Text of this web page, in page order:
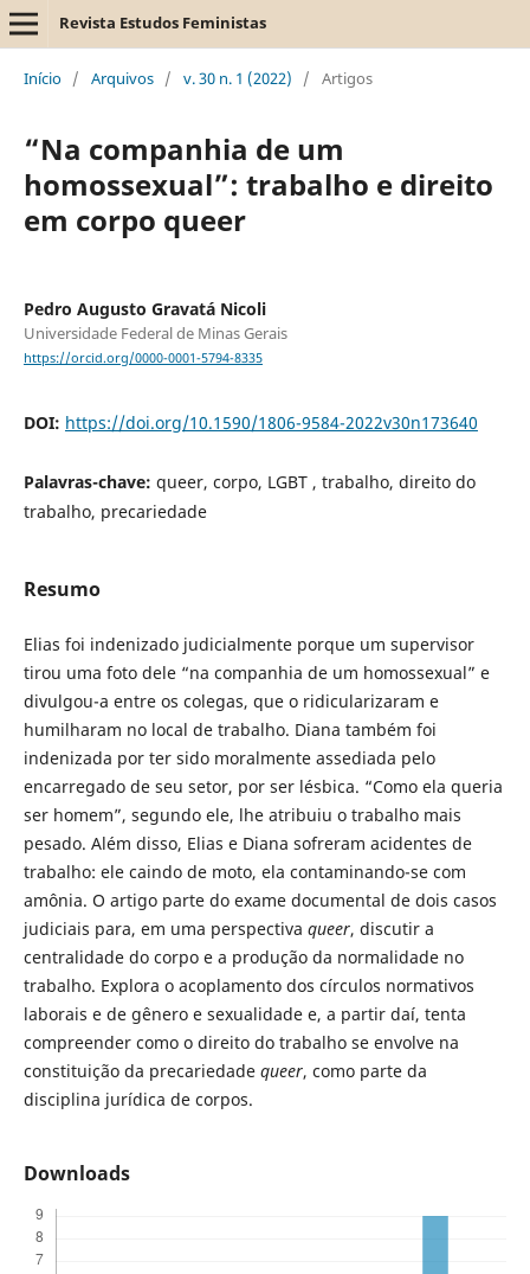
Revista Estudos Feministas
Início / Arquivos / v. 30 n. 1 (2022) / Artigos
“Na companhia de um
homossexual”: trabalho e direito
em corpo queer
Pedro Augusto Gravatá Nicoli
Universidade Federal de Minas Gerais
https://orcid.org/0000-0001-5794-8335
DOI: https://doi.org/10.1590/1806-9584-2022v30n173640
Palavras-chave: queer, corpo, LGBT , trabalho, direito do
trabalho, precariedade
Resumo
Elias foi indenizado judicialmente porque um supervisor
tirou uma foto dele “na companhia de um homossexual” e
divulgou-a entre os colegas, que o ridicularizaram e
humilharam no local de trabalho. Diana também foi
indenizada por ter sido moralmente assediada pelo
encarregado de seu setor, por ser lésbica. “Como ela queria
ser homem”, segundo ele, lhe atribuiu o trabalho mais
pesado. Além disso, Elias e Diana sofreram acidentes de
trabalho: ele caindo de moto, ela contaminando-se com
amônia. O artigo parte do exame documental de dois casos
judiciais para, em uma perspectiva queer, discutir a
centralidade do corpo e a produção da normalidade no
trabalho. Explora o acoplamento dos círculos normativos
laborais e de gênero e sexualidade e, a partir daí, tenta
compreender como o direito do trabalho se envolve na
constituição da precariedade queer, como parte da
disciplina jurídica de corpos.
Downloads